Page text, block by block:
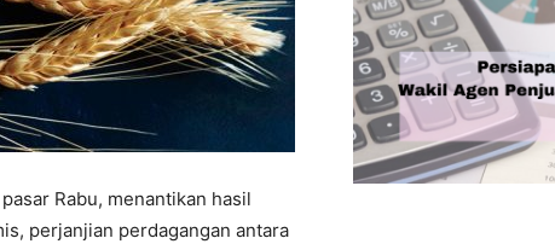
Rabu, menantikan hasil
perjanjian perdagangan antara